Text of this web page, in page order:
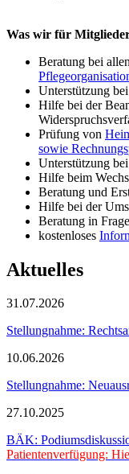
Was wir für
Beratung bei
Unterstützung
Hilfe bei der
Prüfung von
sowie
Unterstützung
Hilfe beim
Beratung und
Hilfe bei der
Beratung in
kostenloses
Aktuelles
31.07.2026
Stellungnahme:
10.06.2026
Stellungnahme:
27.10.2025
BÄK:
Patientenverfügung: